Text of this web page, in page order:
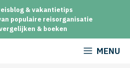
& vakantietips
populaire reisorganisatie
& boeken
MENU